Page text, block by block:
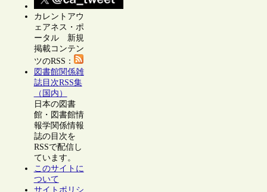
カレントアウ
ェアネス・ポ
ータル 新規
掲載コンテン
ツのRSS：
図書館関係雑
誌目次RSS集
（国内）
日本の図書
館・図書館情
報学関係情報
誌の目次を
RSSで配信し
ています。
このサイトに
ついて
サイトポリシ